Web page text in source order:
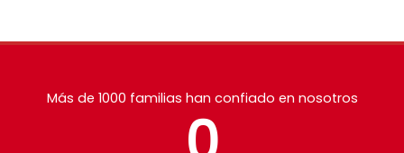
Más de 1000 familias han confiado en nosotros